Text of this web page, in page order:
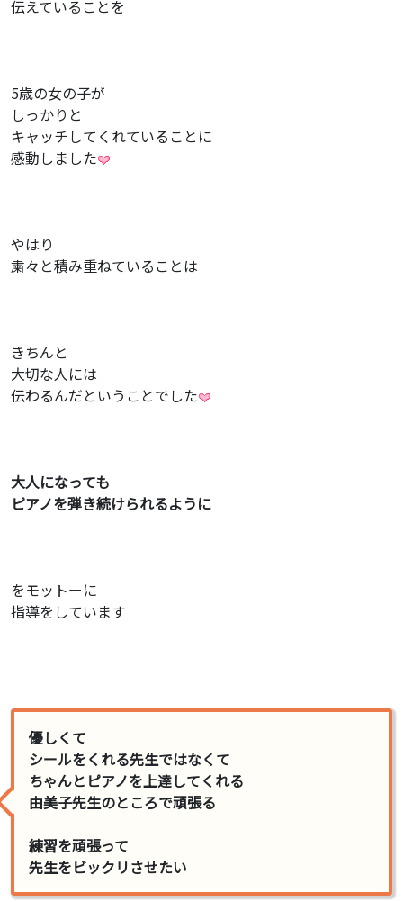
伝えていることを
5歳の女の子が
しっかりと
キャッチしてくれていることに
感動しました
やはり
粛々と積み重ねていることは
きちんと
大切な人には
伝わるんだということでした
大人になっても
ピアノを弾き続けられるように
をモットーに
指導をしています
優しくて
シールをくれる先生ではなくて
ちゃんとピアノを上達してくれる
由美子先生のところで頑張る
練習を頑張って
先生をビックリさせたい